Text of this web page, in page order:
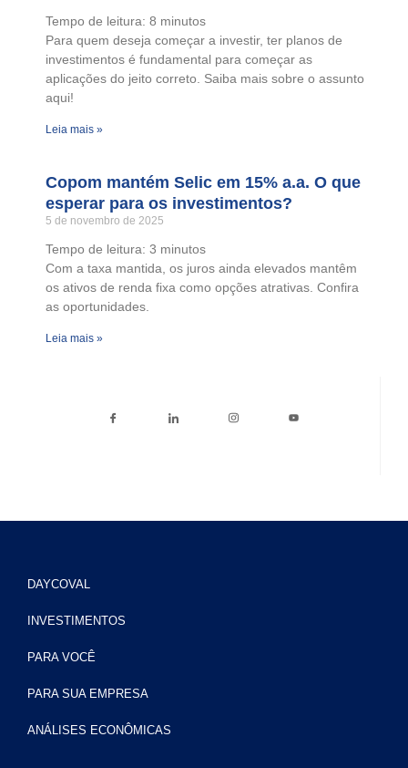
Tempo de leitura: 8 minutos
Para quem deseja começar a investir, ter planos de
investimentos é fundamental para começar as
aplicações do jeito correto. Saiba mais sobre o assunto
aqui!
Leia mais »
Copom mantém Selic em 15% a.a. O que
esperar para os investimentos?
5 de novembro de 2025
Tempo de leitura: 3 minutos
Com a taxa mantida, os juros ainda elevados mantêm
os ativos de renda fixa como opções atrativas. Confira
as oportunidades.
Leia mais »
DAYCOVAL
INVESTIMENTOS
PARA VOCÊ
PARA SUA EMPRESA
ANÁLISES ECONÔMICAS